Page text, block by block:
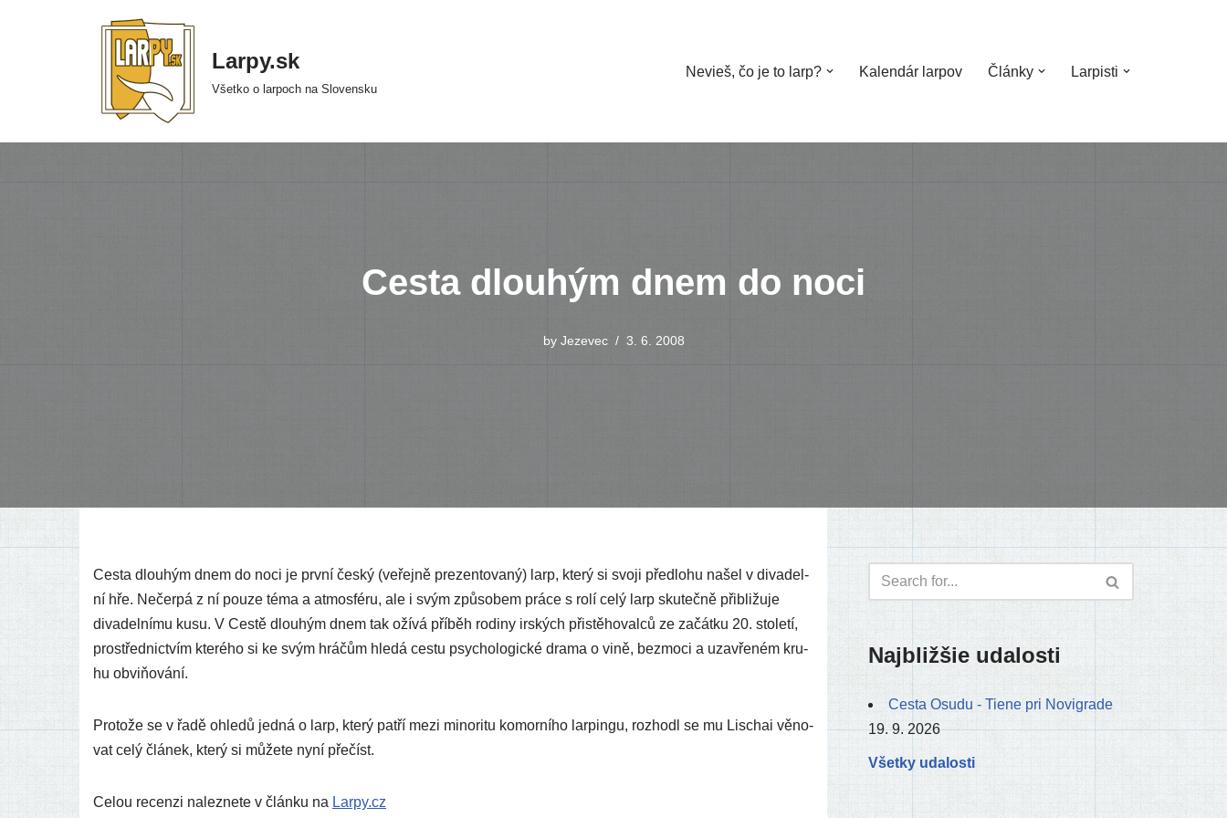
Larpy.sk
Všetko o larpoch na Slovensku
Nevieš, čo je to larp? Kalendár larpov Články Larpisti
Cesta dlouhým dnem do noci
by Jezevec 3. 6. 2008
Cesta dlou­hým dnem do noci je prv­ní čes­ký (veřej­ně pre­zen­to­va­ný) larp, kte­rý si svo­ji před­lo­hu našel v diva­del­
ní hře. Nečerpá z ní pou­ze téma a atmo­sfé­ru, ale i svým způso­bem prá­ce s rolí celý larp sku­teč­ně přib­li­žu­je
diva­del­ní­mu kusu. V Cestě dlou­hým dnem tak oží­vá pří­běh rodi­ny irských přis­těho­val­ců ze začát­ku 20. sto­le­tí,
pros­třed­nic­tvím kte­ré­ho si ke svým hrá­čům hle­dá ces­tu psy­cho­lo­gic­ké dra­ma o vině, bez­mo­ci a uza­vře­ném kru­
hu obviňování.
Protože se v řadě ohle­dů jed­ná o larp, kte­rý patří mezi mino­ri­tu komor­ní­ho lar­pin­gu, roz­hodl se mu Lischai věno­
vat celý člá­nek, kte­rý si může­te nyní přečíst.
Celou recen­zi nalez­ne­te v člán­ku na Larpy​.cz
Najbližšie udalosti
Cesta Osudu - Tiene pri Novigrade
19. 9. 2026
Všetky udalosti